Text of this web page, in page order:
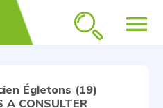
menu
Égletons (19)
A CONSULTER